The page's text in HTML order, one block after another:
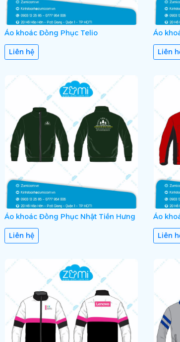
Áo khoác Đồng Phục Telio
Liên hệ
Áo
Liên
Áo khoác Đồng Phục Nhật Tiến Hưng
Liên hệ
Áo
Liên